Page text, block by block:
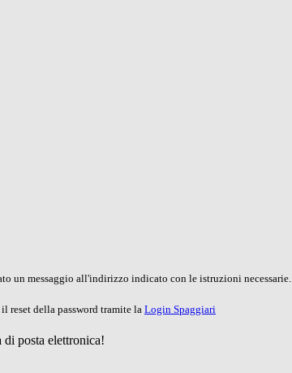
un messaggio all'indirizzo indicato con le istruzioni necessarie.
reset della password tramite la Login Spaggiari
posta elettronica!